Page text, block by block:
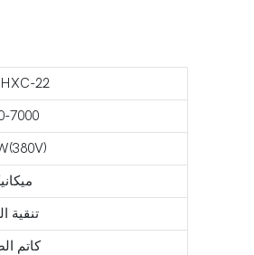
22
7000
تنقية
كاتم